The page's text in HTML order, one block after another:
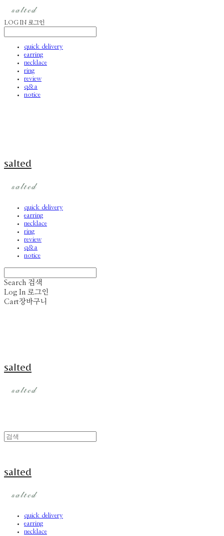
LOG IN 로그인
quick delivery
earring
necklace
ring
review
q&a
notice
salted
quick delivery
earring
necklace
ring
review
q&a
notice
Search 검색
Log In 로그인
Cart장바구니
salted
salted
quick delivery
earring
necklace